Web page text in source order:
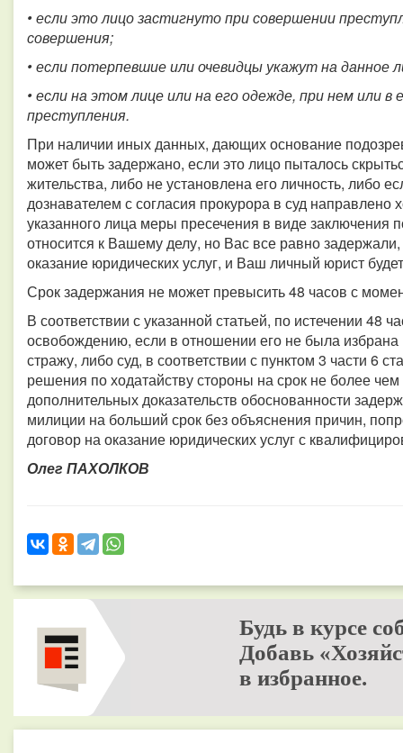
• если это лицо застигнуто при совершении
совершения;
• если потерпевшие или очевидцы укажут на данное
• если на этом лице или на его одежде, при нем или
преступления.
При наличии иных данных, дающих основание
может быть задержано, если это лицо пыталось
жительства, либо не установлена его личность, либо
дознавателем с согласия прокурора в суд
указанного лица меры пресечения в виде
относится к Вашему делу, но Вас все равно
оказание юридических услуг, и Ваш личный юрист
Срок задержания не может превысить 48 часов с
В соответствии с указанной статьей, по истечении 48
освобождению, если в отношении его не была
стражу, либо суд, в соответствии с пунктом 3 части 6
решения по ходатайству стороны на срок не более
дополнительных доказательств обоснованности
милиции на больший срок без объяснения причин,
договор на оказание юридических услуг с
Олег ПАХОЛКОВ
Будь в курсе
Добавь
в избранное.